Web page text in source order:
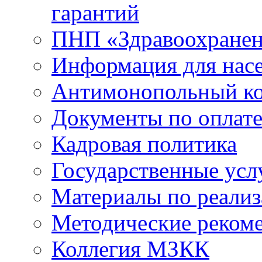
гарантий
ПНП
Информация для
Антимонопольный
Документы по
Кадровая политика
Государственные
Материалы по
Методические
Коллегия МЗКК